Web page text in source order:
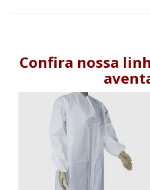
Confira nossa